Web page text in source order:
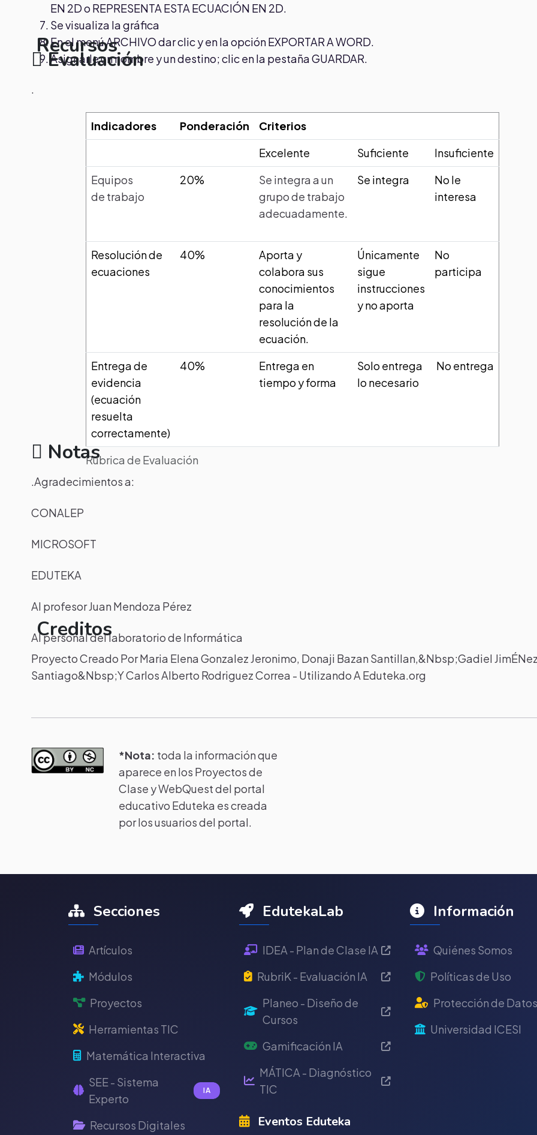
EN 2D o REPRESENTA ESTA ECUACIÓN EN 2D.
Se visualiza la gráfica
En el menú ARCHIVO dar clic y en la opción EXPORTAR A WORD.
Asignarle un nombre y un destino; clic en la pestaña GUARDAR.
Recursos
Evaluación
.
Indicadores Ponderación Criterios
Rubrica de Evaluación
Excelente Suficiente
Insuficiente
Equipos
de trabajo
20%
Se integra a un
grupo de trabajo
adecuadamente.
Se integra
No le
interesa
Resolución de
ecuaciones
40%
Aporta y
colabora sus
conocimientos
para la
resolución de la
ecuación.
Únicamente
sigue
instrucciones
y no aporta
No
participa
Entrega de
evidencia
(ecuación
resuelta
correctamente)
40%
Entrega en
tiempo y forma
Solo entrega
lo necesario
No entrega
Notas
.Agradecimientos a:
CONALEP
MICROSOFT
EDUTEKA
Al profesor Juan Mendoza Pérez
Al personal del laboratorio de Informática
Creditos
Proyecto Creado Por Maria Elena Gonzalez Jeronimo, Donaji Bazan Santillan,&Nbsp;Gadiel
Santiago&Nbsp;Y Carlos Alberto Rodriguez Correa - Utilizando A Eduteka.org
*Nota: toda la información que
aparece en los Proyectos de
Clase y WebQuest del portal
educativo Eduteka es creada
por los usuarios del portal.
Secciones
Artículos
Módulos
Proyectos
Herramientas TIC
Matemática Interactiva
SEE - Sistema
Experto
IA
Recursos Digitales
EdutekaLab
IDEA - Plan de Clase IA
RubriK - Evaluación IA
Planeo - Diseño de
Cursos
Gamificación IA
MÁTICA - Diagnóstico
TIC
Eventos Eduteka
Información
Quiénes Somos
Políticas de Uso
Protección de Datos
Universidad ICESI